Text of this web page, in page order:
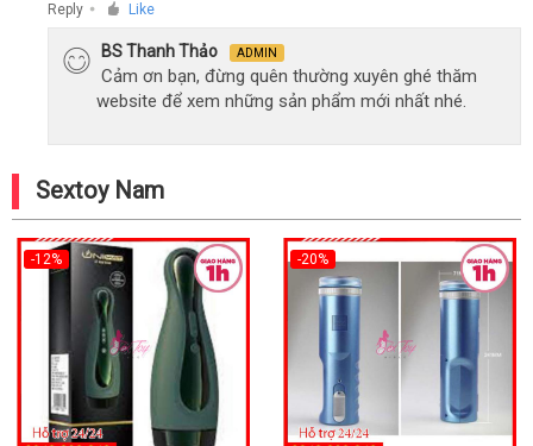
Reply ● Like
BS Thanh Thảo ADMIN
Cảm ơn bạn, đừng quên thường xuyên ghé thăm
website để xem những sản phẩm mới nhất nhé.
Sextoy Nam
-12% -20%